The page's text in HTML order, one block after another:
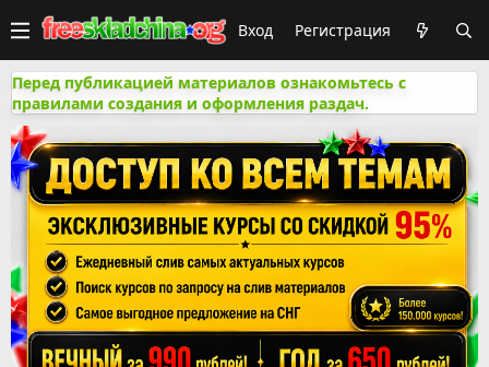
Вход Регистрация
Перед публикацией материалов ознакомьтесь с
правилами создания и оформления раздач.